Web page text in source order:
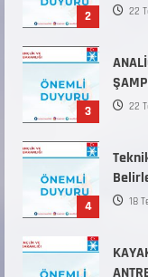
2 22
3 22
4 18